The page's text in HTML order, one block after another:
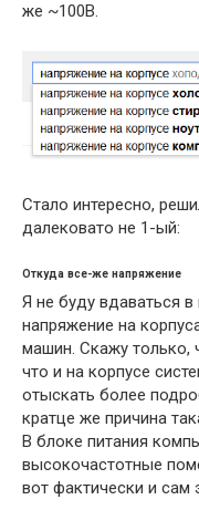
же ~100В.
Стало интересно,
далековато не 1-ый:
Откуда все-же напряжение
Я не буду вдаваться
напряжение на
машин. Скажу только,
что и на корпусе
отыскать более
кратце же причина
В блоке питания
высокочастотные
вот фактически и сам